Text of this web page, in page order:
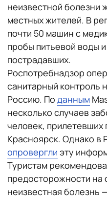
неизвестной болезни
местных жителей. В
почти 50 машин с
пробы питьевой воды
пострадавших.
Роспотребнадзор
санитарный контроль
Россию. По данным
несколько случаев
человек, прилетевших
Красноярск. Однако в
опровергли эту
Туристам
предосторожности на
неизвестная болезнь